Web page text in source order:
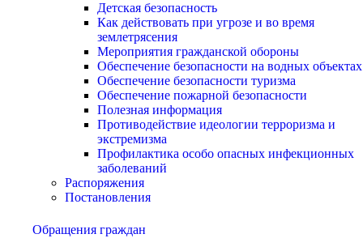
Детская безопасность
Как действовать при угрозе и во время
землетрясения
Мероприятия гражданской обороны
Обеспечение безопасности на водных объектах
Обеспечение безопасности туризма
Обеспечение пожарной безопасности
Полезная информация
Противодействие идеологии терроризма и
экстремизма
Профилактика особо опасных инфекционных
заболеваний
Распоряжения
Постановления
Обращения граждан